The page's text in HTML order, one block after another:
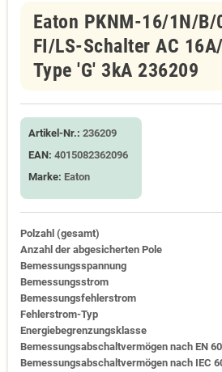
Eaton PKNM-16/1N/B/
FI/LS-Schalter AC
Type 'G' 3kA 236209
Artikel-Nr.: 236209
EAN: 4015082362096
Marke: Eaton
Polzahl (gesamt)
Anzahl der abgesicherten Pole
Bemessungsspannung
Bemessungsstrom
Bemessungsfehlerstrom
Fehlerstrom-Typ
Energiebegrenzungsklasse
Bemessungsabschaltvermögen nach EN
Bemessungsabschaltvermögen nach IEC